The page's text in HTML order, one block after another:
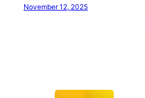
November 12, 2025